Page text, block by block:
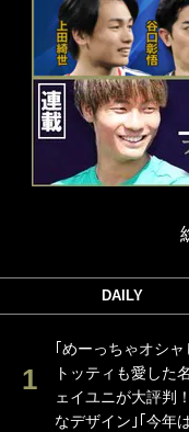
DAILY
｢めーっちゃオシ
トッティも愛した
ェイユニが大評判
なデザイン｣｢今年